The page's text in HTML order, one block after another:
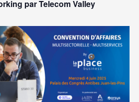
par Telecom Valley